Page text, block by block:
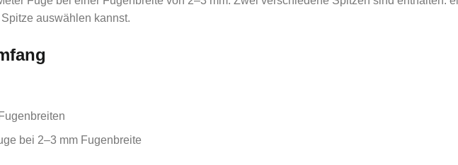
auswählen kannst.
bei 2–3 mm Fugenbreite